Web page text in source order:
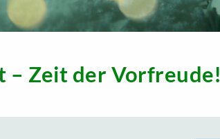
– Zeit der Vorfreude!